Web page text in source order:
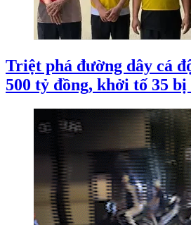
Triệt phá đường dây cá
500 tỷ đồng, khởi tố 35 bị